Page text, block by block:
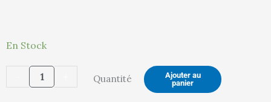
160,00 €.
En Stock
quantité
ERGOLINE
Quantité
Ajouter au
panier